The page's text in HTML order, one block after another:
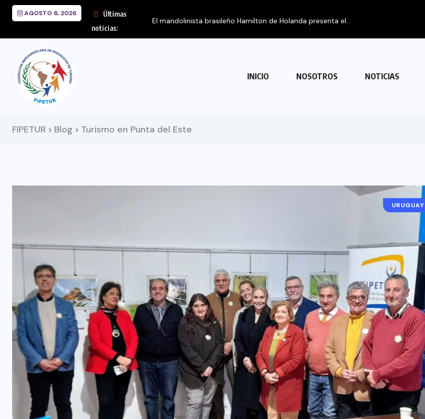
AGOSTO 6, 2026
Últimas
noticias:
El mandolinista brasileño Hamilton de Holanda presenta el...
INICIO NOSOTROS NOTICIAS
FIPETUR > Blog > Turismo en Punta del Este
NOTICIAS
URUGUAY